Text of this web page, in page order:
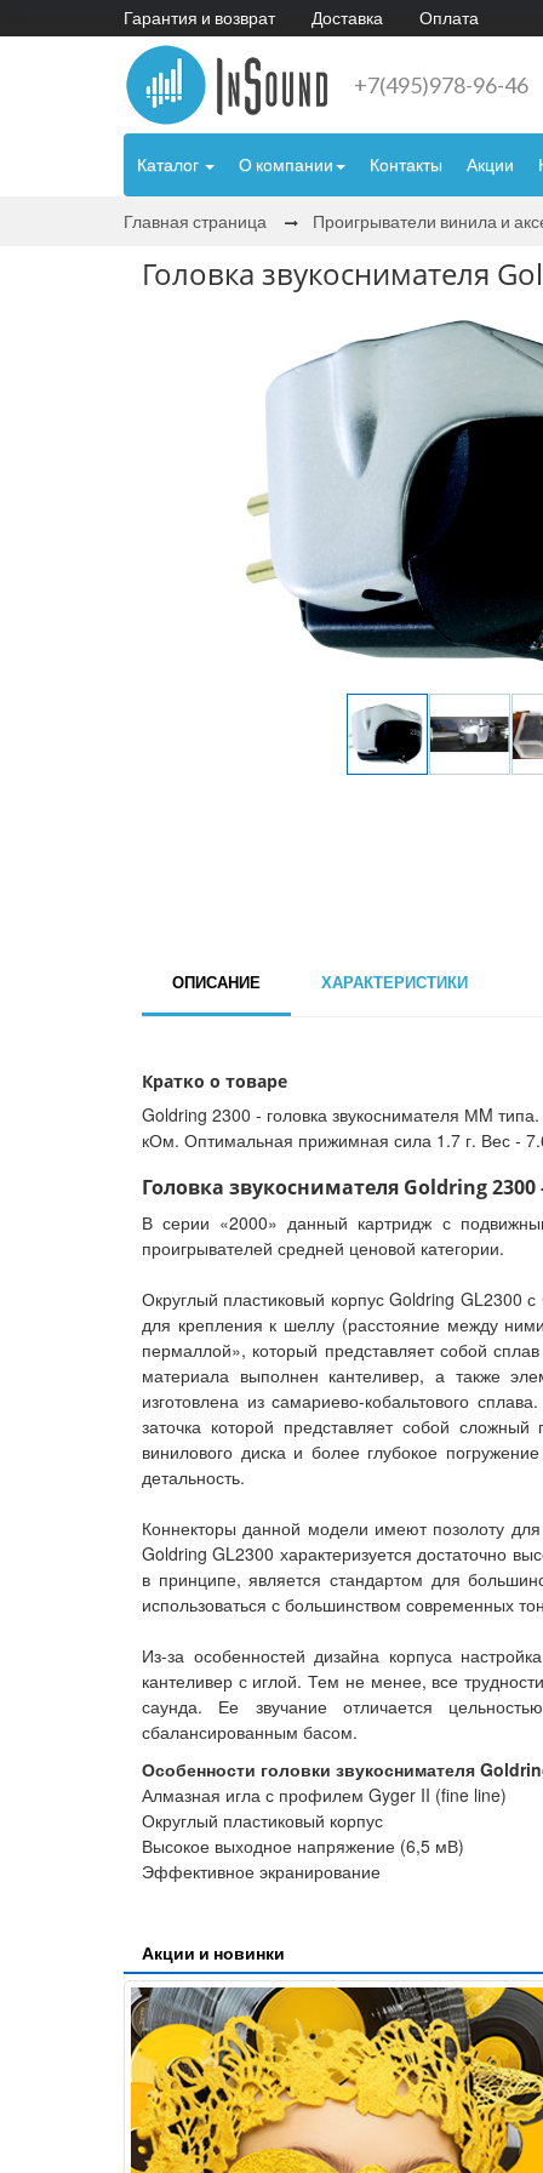
Гарантия и возврат Доставка Оплата
+7(495)978-96-46
Каталог О компании Контакты Акции
Главная страница Проигрыватели винила и
Головка звукоснимателя
ОПИСАНИЕ ХАРАКТЕРИСТИКИ
Кратко о товаре
Goldring 2300 - головка звукоснимателя МM
кОм. Оптимальная прижимная сила 1.7 г. Вес -
Головка звукоснимателя Goldring
В серии «2000» данный картридж с
проигрывателей средней ценовой категории.
Округлый пластиковый корпус Goldring GL2300
для крепления к шеллу (расстояние между
пермаллой», который представляет собой
материала выполнен кантеливер, а также
изготовлена из самариево-кобальтового
заточка которой представляет собой
винилового диска и более глубокое
детальность.
Коннекторы данной модели имеют позолоту
Goldring GL2300 характеризуется достаточно
в принципе, является стандартом для
использоваться с большинством современных
Из-за особенностей дизайна корпуса
кантеливер с иглой. Тем не менее, все
саунда. Ее звучание отличается
сбалансированным басом.
Особенности головки звукоснимателя
Алмазная игла с профилем Gyger II (fine line)
Округлый пластиковый корпус
Высокое выходное напряжение (6,5 мВ)
Эффективное экранирование
Акции и новинки